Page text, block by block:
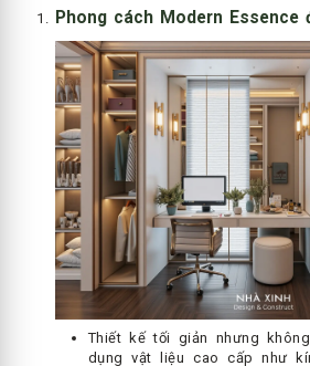
Phong cách Modern Essence
Thiết kế tối giản nhưng
dụng vật liệu cao cấp như